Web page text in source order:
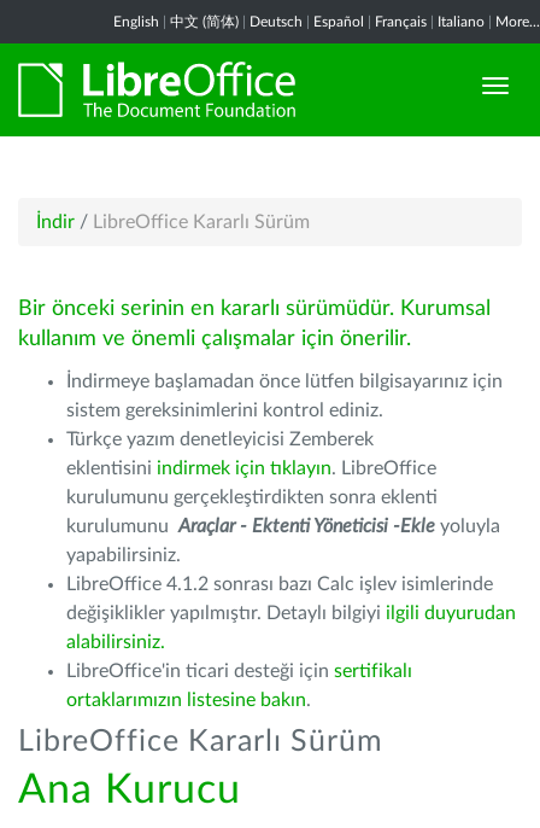
English 中文 (简体) Deutsch Español Français Italiano More...
İndir / LibreOffice Kararlı Sürüm
Bir önceki serinin en kararlı sürümüdür. Kurumsal
kullanım ve önemli çalışmalar için önerilir.
İndirmeye başlamadan önce lütfen bilgisayarınız için
sistem gereksinimlerini kontrol ediniz.
Türkçe yazım denetleyicisi Zemberek
eklentisini indirmek için tıklayın. LibreOffice
kurulumunu gerçekleştirdikten sonra eklenti
kurulumunu Araçlar - Ektenti Yöneticisi -Ekle yoluyla
yapabilirsiniz.
LibreOffice 4.1.2 sonrası bazı Calc işlev isimlerinde
değişiklikler yapılmıştır. Detaylı bilgiyi ilgili duyurudan
alabilirsiniz.
LibreOffice'in ticari desteği için sertifikalı
ortaklarımızın listesine bakın.
LibreOffice Kararlı Sürüm
Ana Kurucu